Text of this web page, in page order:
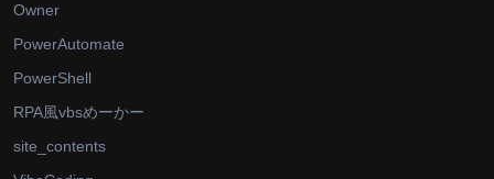
Owner
PowerAutomate
PowerShell
RPA風vbsめーかー
site_contents